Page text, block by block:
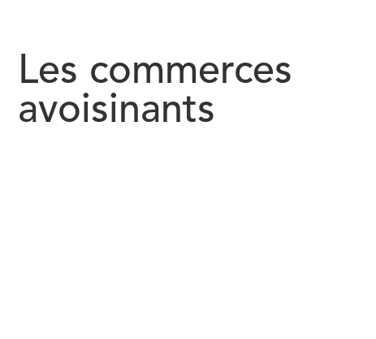
Les commerces
avoisinants